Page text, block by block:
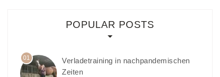
POPULAR POSTS
01
Verladetraining in nachpandemischen
Zeiten